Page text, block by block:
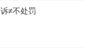
≠不处罚